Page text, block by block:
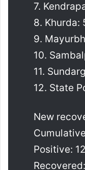
7.
8. Khurda:
9.
10.
11.
12. State
New
Positive: